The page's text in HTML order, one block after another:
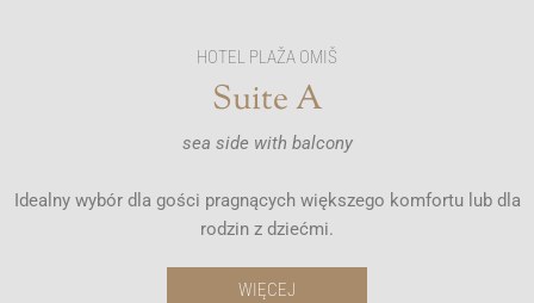
HOTEL PLAŽA OMIŠ
Suite A
sea side with balcony
Idealny wybór dla gości pragnących większego komfortu lub dla
rodzin z dziećmi.
WIĘCEJ